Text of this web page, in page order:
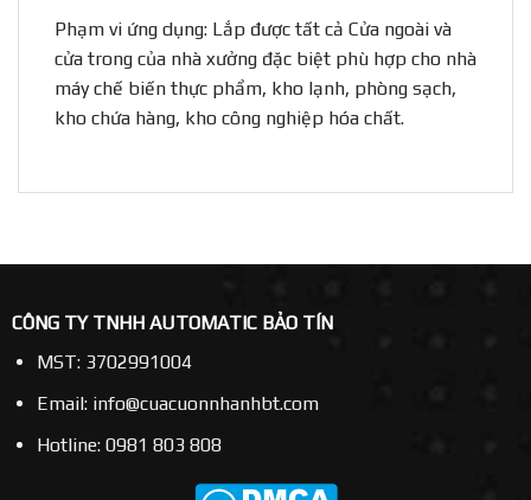
Phạm vi ứng dụng: Lắp được tất cả Cửa ngoài và
cửa trong của nhà xưởng đặc biệt phù hợp cho nhà
máy chế biến thực phẩm, kho lạnh, phòng sạch,
kho chứa hàng, kho công nghiệp hóa chất.
CÔNG TY TNHH AUTOMATIC BẢO TÍN
MST: 3702991004
Email: info@cuacuonnhanhbt.com
Hotline: 0981 803 808